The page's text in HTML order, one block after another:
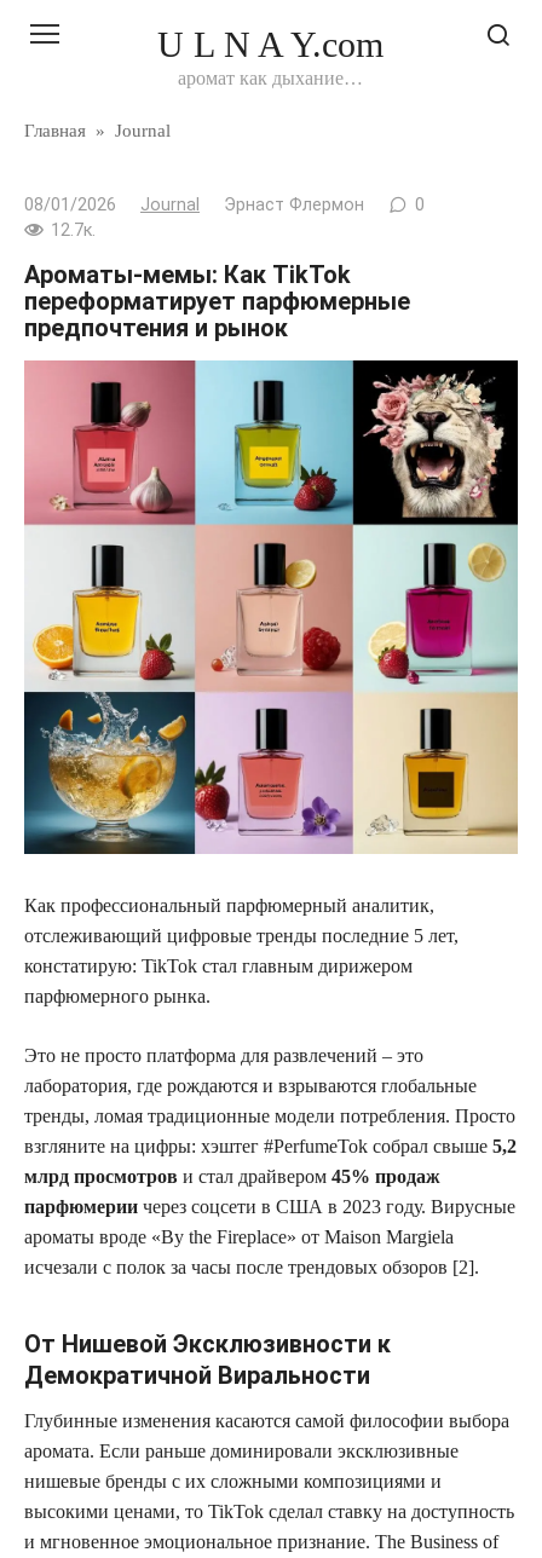
U L N A Y.com
аромат как дыхание…
Главная » Journal
08/01/2026 Journal Эрнаст Флермон
0
12.7к.
Ароматы-мемы: Как TikTok
переформатирует парфюмерные
предпочтения и рынок
Как профессиональный парфюмерный аналитик,
отслеживающий цифровые тренды последние 5 лет,
констатирую: TikTok стал главным дирижером
парфюмерного рынка.
Это не просто платформа для развлечений – это
лаборатория, где рождаются и взрываются глобальные
тренды, ломая традиционные модели потребления. Просто
взгляните на цифры: хэштег #PerfumeTok собрал свыше 5,2
млрд просмотров и стал драйвером 45% продаж
парфюмерии через соцсети в США в 2023 году. Вирусные
ароматы вроде «By the Fireplace» от Maison Margiela
исчезали с полок за часы после трендовых обзоров [2].
От Нишевой Эксклюзивности к
Демократичной Виральности
Глубинные изменения касаются самой философии выбора
аромата. Если раньше доминировали эксклюзивные
нишевые бренды с их сложными композициями и
высокими ценами, то TikTok сделал ставку на доступность
и мгновенное эмоциональное признание. The Business of